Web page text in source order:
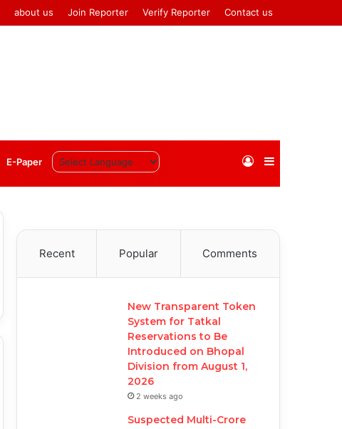
about us Join Reporter Verify Reporter Contact us
E-Paper Log
Recent Popular Comments
New Transparent Token
System for Tatkal
Reservations to Be
Introduced on Bhopal
Division from August 1,
2026
2 weeks ago
Suspected Multi-Crore